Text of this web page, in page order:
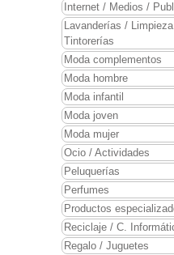
Internet / Medios /
Lavanderías /
Tintorerías
Moda complementos
Moda hombre
Moda infantil
Moda joven
Moda mujer
Ocio / Actividades
Peluquerías
Perfumes
Productos
Reciclaje / C.
Regalo / Juguetes